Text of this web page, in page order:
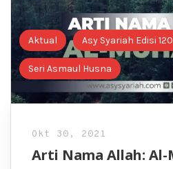
Aktual Asy Syariah Edisi 120
Seri Asmaul Husna
Okt 30, 2021
Arti Nama Allah: Al-